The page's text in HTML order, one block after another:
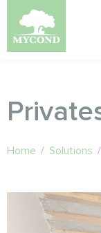
Home / Solutions /